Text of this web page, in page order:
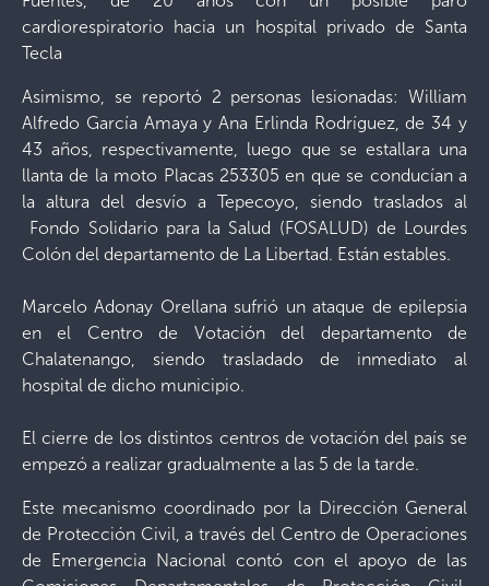
cardiorespiratorio hacia un hospital privado de Santa
Tecla
Asimismo, se reportó 2 personas lesionadas: William
Alfredo García Amaya y Ana Erlinda Rodríguez, de 34 y
43 años, respectivamente, luego que se estallara una
llanta de la moto Placas 253305 en que se conducían a
la altura del desvío a Tepecoyo, siendo traslados al
Fondo Solidario para la Salud (FOSALUD) de Lourdes
Colón del departamento de La Libertad. Están estables.
Marcelo Adonay Orellana sufrió un ataque de epilepsia
en el Centro de Votación del departamento de
Chalatenango, siendo trasladado de inmediato al
hospital de dicho municipio.
El cierre de los distintos centros de votación del país se
empezó a realizar gradualmente a las 5 de la tarde.
Este mecanismo coordinado por la Dirección General
de Protección Civil, a través del Centro de Operaciones
de Emergencia Nacional contó con el apoyo de las